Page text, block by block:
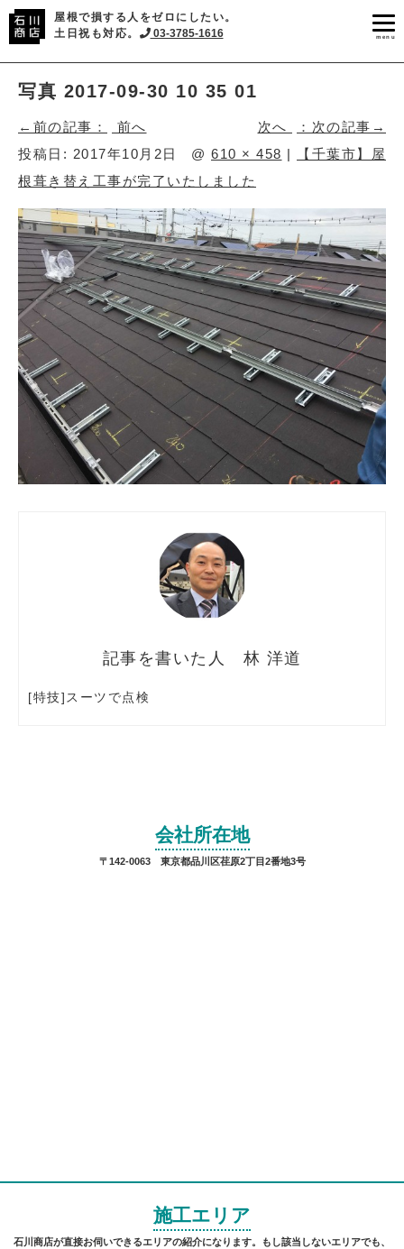
屋根で損する人をゼロにしたい。
土日祝も対応。
03-3785-1616 menu
写真 2017-09-30 10 35 01
前へ
次へ
投稿日: 2017年10月2日 @ 610 × 458 |
【千葉市】屋
根葺き替え工事が完了いたしました
林 洋道
[特技]スーツで点検
会社所在地
〒142-0063 東京都品川区荏原2丁目2番地3号
施工エリア
石川商店が直接お伺いできるエリアの紹介になります。もし該当しないエリアでも、